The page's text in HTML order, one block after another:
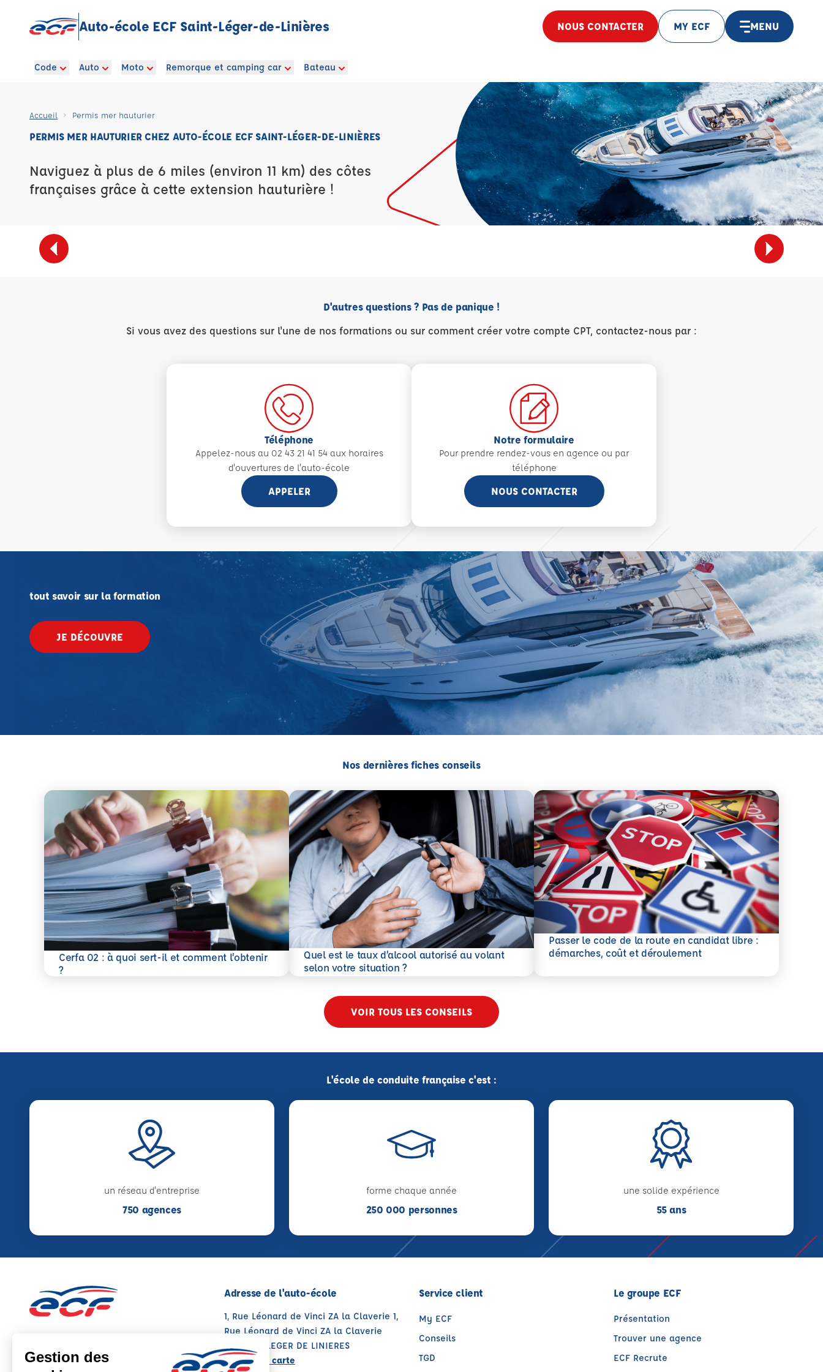
Auto-école ECF Saint-Léger-de-Linières NOUS CONTACTER MY ECF MENU
Code Auto Moto Remorque et camping car Bateau
Accueil Permis mer hauturier
PERMIS MER HAUTURIER CHEZ AUTO-ÉCOLE ECF SAINT-LÉGER-DE-LINIÈRES
Naviguez à plus de 6 miles (environ 11 km) des côtes
françaises grâce à cette extension hauturière !
D'autres questions ? Pas de panique !
Si vous avez des questions sur l'une de nos formations ou sur comment créer votre compte CPT, contactez-nous par :
Téléphone
Appelez-nous au 02 43 21 41 54 aux horaires
d'ouvertures de l'auto-école
APPELER
Notre formulaire
Pour prendre rendez-vous en agence ou par
téléphone
NOUS CONTACTER
tout savoir sur la formation
JE DÉCOUVRE
Nos dernières fiches conseils
Cerfa 02 : à quoi sert-il et comment l’obtenir
?
En savoir plus
Quel est le taux d’alcool autorisé au volant
selon votre situation ?
En savoir plus
Passer le code de la route en candidat libre :
démarches, coût et déroulement
En savoir plus
VOIR TOUS LES CONSEILS
L'école de conduite française c'est :
un réseau d'entreprise
750 agences
forme chaque année
250 000 personnes
une solide expérience
55 ans
Adresse de l'auto-école
1, Rue Léonard de Vinci ZA la Claverie 1,
Rue Léonard de Vinci ZA la Claverie
49070 ST LEGER DE LINIERES
Voir sur la carte
Service client
My ECF
Conseils
TGD
Le groupe ECF
Présentation
Trouver une agence
ECF Recrute